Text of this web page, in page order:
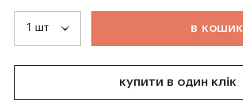
в кошик
купити в один клік